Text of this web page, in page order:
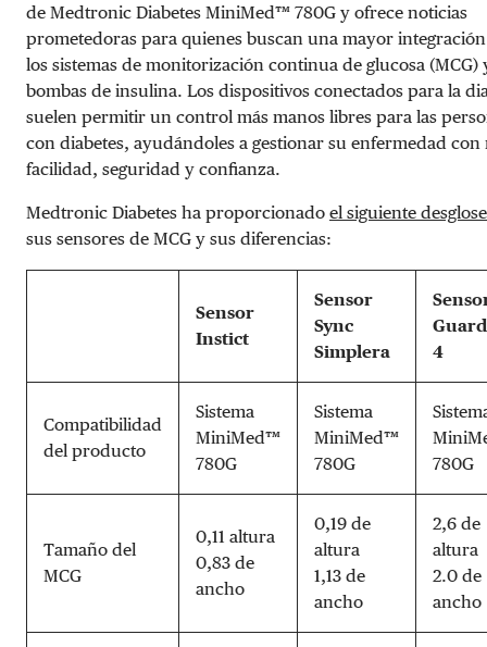
de Medtronic Diabetes MiniMed™ 780G y ofrece noticias
prometedoras para quienes buscan una mayor
los sistemas de monitorización continua de glucosa (MCG)
bombas de insulina. Los dispositivos conectados para la
suelen permitir un control más manos libres para las
con diabetes, ayudándoles a gestionar su enfermedad con
facilidad, seguridad y confianza.
Medtronic Diabetes ha proporcionado el siguiente desglose
sus sensores de MCG y sus diferencias:
Sensor
Instict
Sensor
Sync
Simplera
4
Compatibilidad
del producto
Sistema
MiniMed™
780G
Sistema
MiniMed™
780G
780G
Tamaño del
MCG
0,11 altura
0,83 de
ancho
0,19 de
altura
1,13 de
ancho
2,6 de
altura
2.0 de
ancho